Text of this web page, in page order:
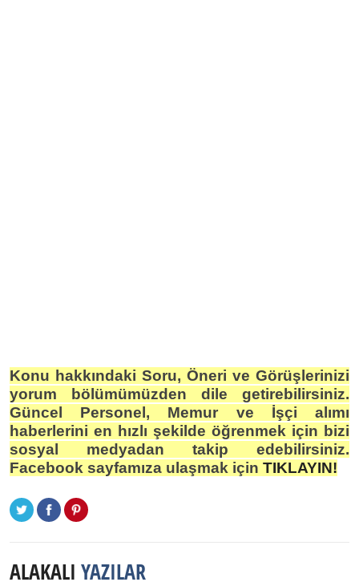
Konu hakkındaki Soru, Öneri ve Görüşlerinizi
yorum bölümümüzden dile getirebilirsiniz.
Güncel Personel, Memur ve İşçi alımı
haberlerini en hızlı şekilde öğrenmek için bizi
sosyal medyadan takip edebilirsiniz.
Facebook sayfamıza ulaşmak için TIKLAYIN!
ALAKALI YAZILAR